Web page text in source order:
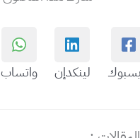
لينكدإن واتساب